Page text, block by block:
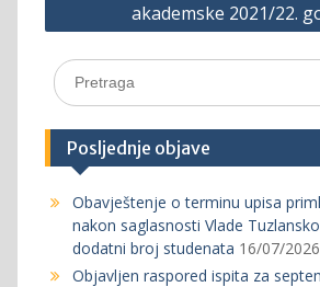
akademske 2021/22.
Search
for:
Posljednje objave
Obavještenje o terminu upisa
nakon saglasnosti Vlade
dodatni broj studenata 16/07/2026
Objavljen raspored ispita za